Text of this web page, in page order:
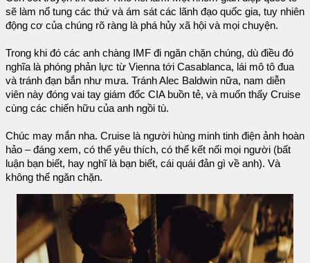
sẽ làm nổ tung các thứ và ám sát các lãnh đạo quốc gia, tuy nhiên
động cơ của chúng rõ ràng là phá hủy xã hội và mọi chuyện.
Trong khi đó các anh chàng IMF đi ngăn chặn chúng, dù điều đó
nghĩa là phóng phản lực từ Vienna tới Casablanca, lái mô tô đua
và tránh đạn bắn như mưa. Tránh Alec Baldwin nữa, nam diễn
viên này đóng vai tay giám đốc CIA buồn tẻ, và muốn thấy Cruise
cùng các chiến hữu của anh ngồi tù.
Chúc may mắn nha. Cruise là người hùng minh tinh điện ảnh hoàn
hảo – đáng xem, có thể yêu thích, có thể kết nối mọi người (bất
luận bạn biết, hay nghĩ là bạn biết, cái quái đản gì về anh). Và
không thể ngăn chặn.